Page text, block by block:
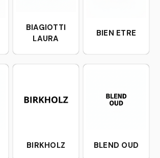
BIAGIOTTI
LAURA
BIEN ETRE
BIRKHOLZ BLEND OUD